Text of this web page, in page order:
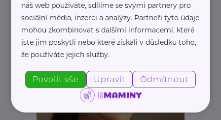
náš web používáte, sdílíme se svými partnery pro
sociální média, inzerci a analýzy. Partneři tyto údaje
mohou zkombinovat s dalšími informacemi, které
jste jim poskytli nebo které získali v důsledku toho,
že používáte jejich služby.
Povolit vše Upravit Odmítnout